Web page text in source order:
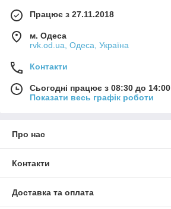
Працює з 27.11.2018
м. Одеса
rvk.od.ua, Одеса, Україна
Контакти
Сьогодні працює з 08:30 до 14:00
Показати весь графік роботи
Про нас
Контакти
Доставка та оплата